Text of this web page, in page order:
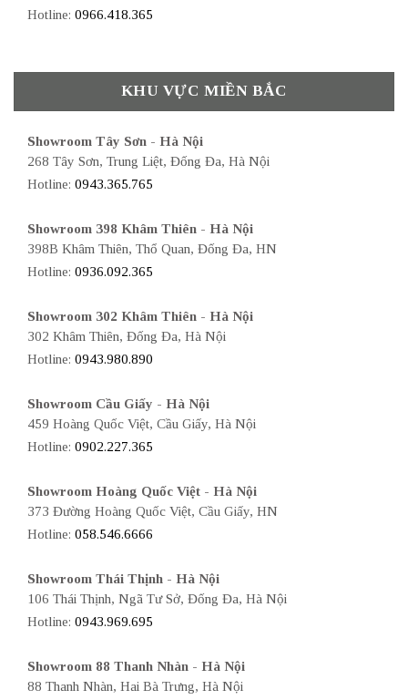
Hotline: 0966.418.365
KHU VỰC MIỀN BẮC
Showroom Tây Sơn - Hà Nội
268 Tây Sơn, Trung Liệt, Đống Đa, Hà Nội
Hotline: 0943.365.765
Showroom 398 Khâm Thiên - Hà Nội
398B Khâm Thiên, Thổ Quan, Đống Đa, HN
Hotline: 0936.092.365
Showroom 302 Khâm Thiên - Hà Nội
302 Khâm Thiên, Đống Đa, Hà Nội
Hotline: 0943.980.890
Showroom Cầu Giấy - Hà Nội
459 Hoàng Quốc Việt, Cầu Giấy, Hà Nội
Hotline: 0902.227.365
Showroom Hoàng Quốc Việt - Hà Nội
373 Đường Hoàng Quốc Việt, Cầu Giấy, HN
Hotline: 058.546.6666
Showroom Thái Thịnh - Hà Nội
106 Thái Thịnh, Ngã Tư Sở, Đống Đa, Hà Nội
Hotline: 0943.969.695
Showroom 88 Thanh Nhàn - Hà Nội
88 Thanh Nhàn, Hai Bà Trưng, Hà Nội